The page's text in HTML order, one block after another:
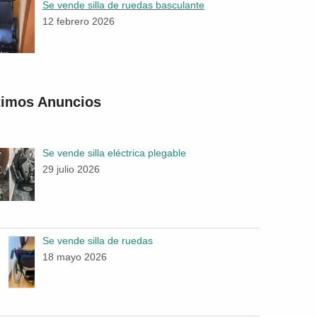
Se vende silla de ruedas basculante
12 febrero 2026
Anuncios
Se vende silla eléctrica plegable
29 julio 2026
Se vende silla de ruedas
18 mayo 2026